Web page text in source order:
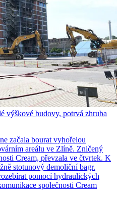
výškové budovy, potrvá zhruba
začala bourat vyhořelou
areálu ve Zlíně. Zničený
Cream, převzala ve čtvrtek. K
stotunový demoliční bagr.
pomocí hydraulických
společnosti Cream